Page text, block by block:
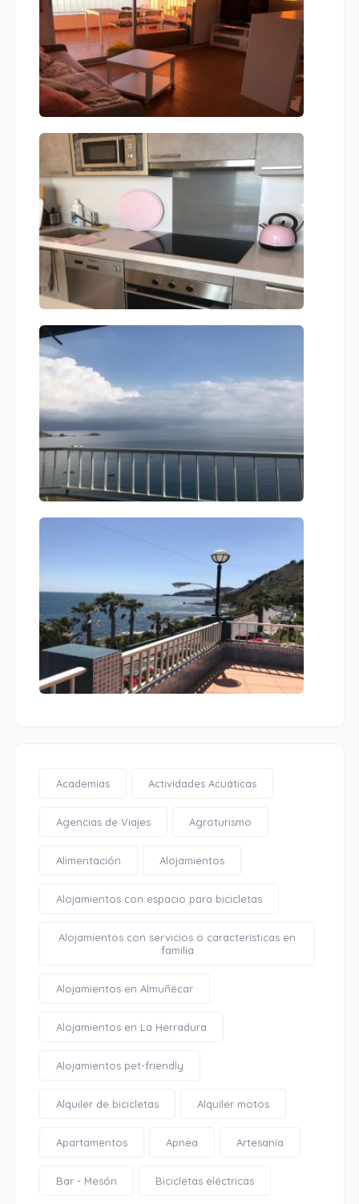
Academias Actividades Acuáticas
Agencias de Viajes Agroturismo
Alimentación Alojamientos
Alojamientos con espacio para bicicletas
Alojamientos con servicios o características en
familia
Alojamientos en Almuñécar
Alojamientos en La Herradura
Alojamientos pet-friendly
Alquiler de bicicletas Alquiler motos
Apartamentos Apnea Artesanía
Bar - Mesón Bicicletas eléctricas